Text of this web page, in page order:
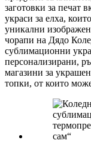
заготовки за печат
украси за елха,
уникални
чорапи на Дядо
сублимационни
персонализирани,
магазини за
топки, от които